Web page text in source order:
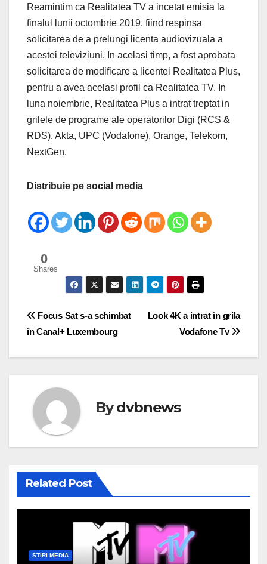
Reamintim ca Realitatea TV a incetat emisia la
finalul lunii octombrie 2019, fiind respinsa
solicitarea de a prelungi licenta audiovizuala a
acestei televiziuni. In acelasi timp, a fost aprobata
solicitarea de modificare a licentei Realitatea Plus,
pentru a avea acelasi profil ca Realitatea TV. In
luna noiembrie, Realitatea Plus a intrat treptat in
grilele de programe ale operatorilor Digi (RCS &
RDS), Akta, UPC (Vodafone), Orange, Telekom,
NextGen.
Distribuie pe social media
0
Shares
Post
navigation
Look 4K a intrat în grila
Vodafone Tv
Focus Sat s-a schimbat
în Canal+ Luxembourg
Bydvbnews
Related Post
STIRI MEDIA